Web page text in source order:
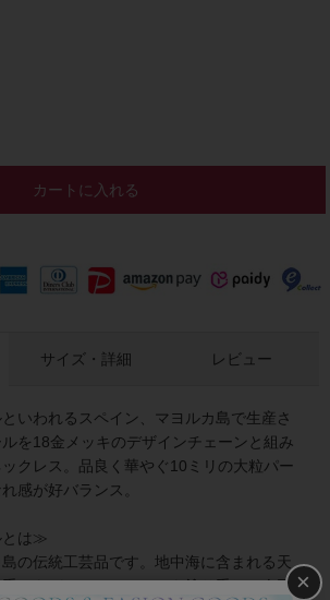
カートに入れる
いわれるスペイン、マヨルカ島で生産さ
を18金メッキのデザインチェーンと組み
クレス。品良く華やぐ10ミリの大粒パー
感が好バランス。
とは≫
の伝統工芸品です。地中海に含まれる天
にもパールエッセンスを塗り重ね、人工
サイズ・詳細 レビュー
×